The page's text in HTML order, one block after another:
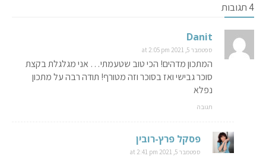
4 תגובות
Danit
ספטמבר 5, 2021 at 2:05 pm
המתכון מדהים! הכי טוב שטעמתי… אני מגלגלת בקצת
סוכר גבישי ואז בסוכר וזה מטורף! תודה רבה על מתכון
נפלא
תגובה
פסקל פרץ-רובין
ספטמבר 5, 2021 at 2:41 pm